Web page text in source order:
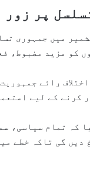
پر زور
میں جمہوری
کو مزید مضبوط،
رائے
کرنے کے لیے
کہ تمام سیاسی،
دیں گی تاکہ خطے